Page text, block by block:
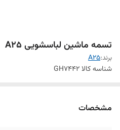
تسمه ماشین لباسشویی A25
برند:A25
شناسه کالاGH7442
مشخصات